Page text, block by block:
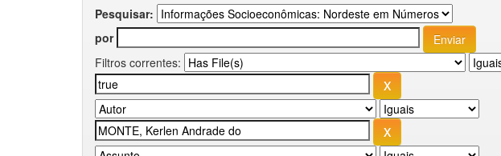
Pesquisar:
por
Filtros correntes: